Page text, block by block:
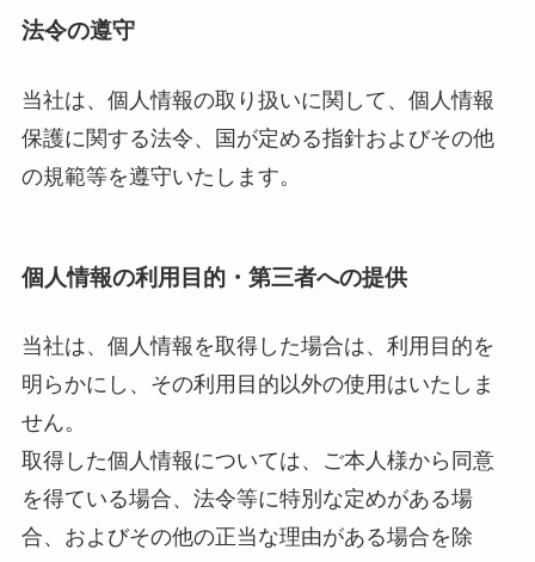
法令の遵守
当社は、個人情報の取り扱いに関して、個人情報
保護に関する法令、国が定める指針およびその他
の規範等を遵守いたします。
個人情報の利用目的・第三者への提供
当社は、個人情報を取得した場合は、利用目的を
明らかにし、その利用目的以外の使用はいたしま
せん。
取得した個人情報については、ご本人様から同意
を得ている場合、法令等に特別な定めがある場
合、およびその他の正当な理由がある場合を除